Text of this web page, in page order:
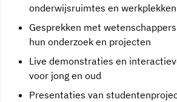
onderwijsruimtes en werkplekken
Gesprekken met
hun onderzoek en projecten
Live demonstraties en
voor jong en oud
Presentaties van